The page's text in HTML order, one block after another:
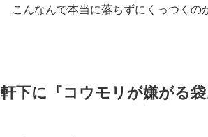
こんなんで本当に落ちずにくっつくの
軒下に『コウモリが嫌がる